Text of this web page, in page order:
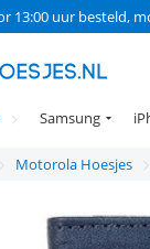
13:00 uur besteld,
Samsung
Motorola Hoesjes